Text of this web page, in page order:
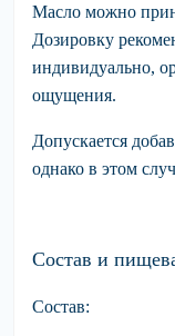
Масло можно
Дозировку
индивидуально,
ощущения.
Допускается
однако в этом
Состав и
Состав: